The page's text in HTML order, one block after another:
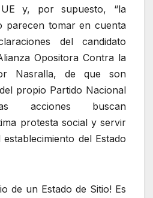
y, por supuesto, “la
parecen tomar en cuenta
del candidato
Opositora Contra la
Nasralla, de que son
propio Partido Nacional
acciones buscan
protesta social y servir
del Estado
de un Estado de Sitio! Es